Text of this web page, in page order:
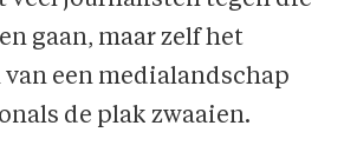
gaan, maar zelf het
een medialandschap
de plak zwaaien.